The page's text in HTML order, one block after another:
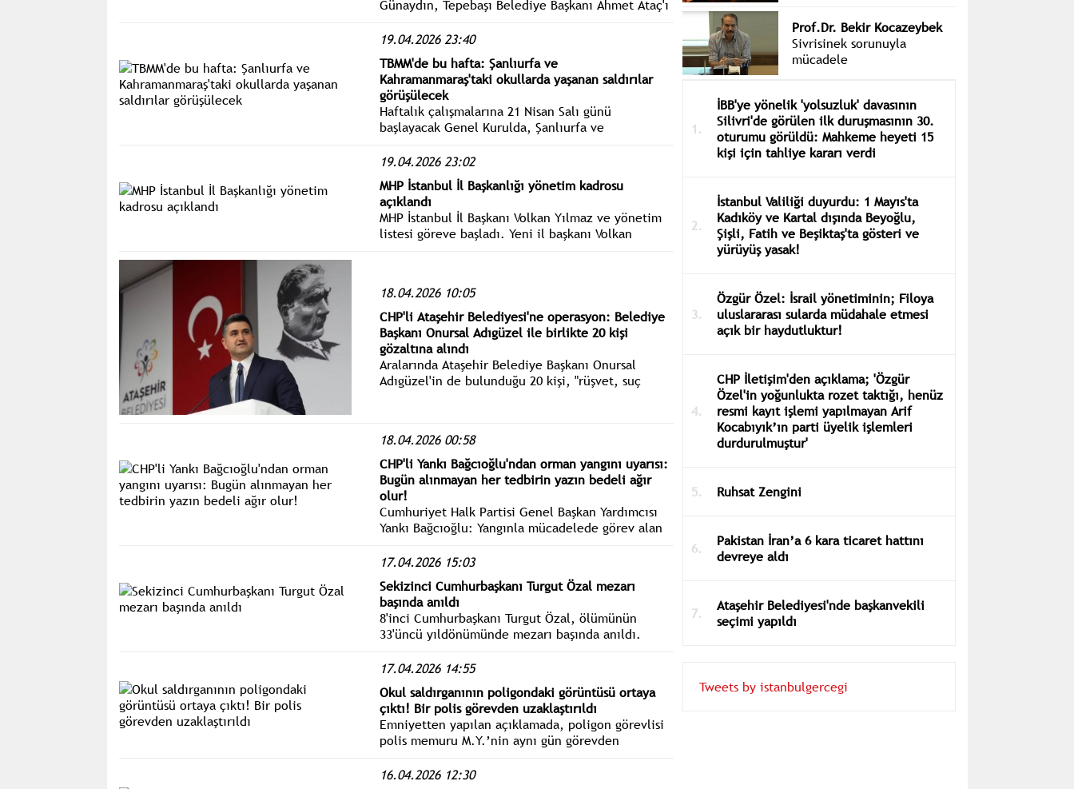
Günaydın, Tepebaşı Belediye Başkanı Ahmet Ataç'ı
19.04.2026 23:40
TBMM'de bu hafta: Şanlıurfa ve
Kahramanmaraş'taki okullarda yaşanan saldırılar
görüşülecek
Haftalık çalışmalarına 21 Nisan Salı günü
başlayacak Genel Kurulda, Şanlıurfa ve
ilişkin genel görüşme yapılacak.
19.04.2026 23:02
MHP İstanbul İl Başkanlığı yönetim kadrosu
açıklandı
MHP İstanbul İl Başkanı Volkan Yılmaz ve yönetim
listesi göreve başladı. Yeni il başkanı Volkan
18.04.2026 10:05
CHP'li Ataşehir Belediyesi'ne operasyon: Belediye
Başkanı Onursal Adıgüzel ile birlikte 20 kişi
gözaltına alındı
Aralarında Ataşehir Belediye Başkanı Onursal
Adıgüzel'in de bulunduğu 20 kişi, "rüşvet, suç
18.04.2026 00:58
CHP'li Yankı Bağcıoğlu'ndan orman yangını uyarısı:
Bugün alınmayan her tedbirin yazın bedeli ağır
olur!
Cumhuriyet Halk Partisi Genel Başkan Yardımcısı
Yankı Bağcıoğlu: Yangınla mücadelede görev alan
17.04.2026 15:03
Sekizinci Cumhurbaşkanı Turgut Özal mezarı
başında anıldı
8'inci Cumhurbaşkanı Turgut Özal, ölümünün
33'üncü yıldönümünde mezarı başında anıldı.
Cumhurbaşkanlığı çelengini koydu.
17.04.2026 14:55
Okul saldırganının poligondaki görüntüsü ortaya
çıktı! Bir polis görevden uzaklaştırıldı
Emniyetten yapılan açıklamada, poligon görevlisi
polis memuru M.Y.’nin aynı gün görevden
bildirildi.
16.04.2026 12:30
Prof.Dr. Bekir Kocazeybek
Sivrisinek sorunuyla
mücadele
İBB'ye yönelik 'yolsuzluk' davasının
Silivri'de görülen ilk duruşmasının 30.
oturumu görüldü: Mahkeme heyeti 15
kişi için tahliye kararı verdi
İstanbul Valiliği duyurdu: 1 Mayıs'ta
Kadıköy ve Kartal dışında Beyoğlu,
Şişli, Fatih ve Beşiktaş'ta gösteri ve
yürüyüş yasak!
Özgür Özel: İsrail yönetiminin; Filoya
uluslararası sularda müdahale etmesi
açık bir haydutluktur!
CHP İletişim'den açıklama; 'Özgür
Özel'in yoğunlukta rozet taktığı, henüz
resmi kayıt işlemi yapılmayan Arif
Kocabıyık’ın parti üyelik işlemleri
durdurulmuştur'
Ruhsat Zengini
Pakistan İran’a 6 kara ticaret hattını
devreye aldı
Ataşehir Belediyesi'nde başkanvekili
seçimi yapıldı
Tweets by istanbulgercegi